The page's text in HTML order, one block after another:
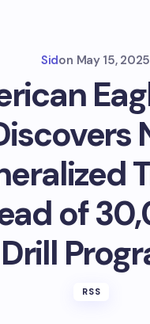
Sidon May 15, 2025
of
Drill
RSS